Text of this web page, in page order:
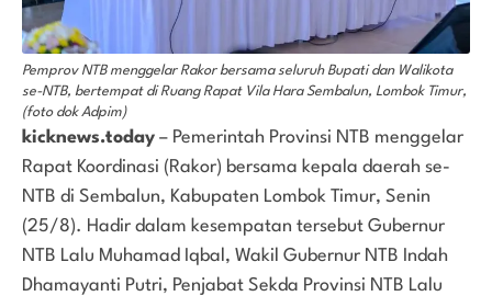
Pemprov NTB menggelar Rakor bersama seluruh Bupati dan Walikota
se-NTB, bertempat di Ruang Rapat Vila Hara Sembalun, Lombok Timur,
(foto dok Adpim)
kicknews.today – Pemerintah Provinsi NTB menggelar
Rapat Koordinasi (Rakor) bersama kepala daerah se-
NTB di Sembalun, Kabupaten Lombok Timur, Senin
(25/8). Hadir dalam kesempatan tersebut Gubernur
NTB Lalu Muhamad Iqbal, Wakil Gubernur NTB Indah
Dhamayanti Putri, Penjabat Sekda Provinsi NTB Lalu